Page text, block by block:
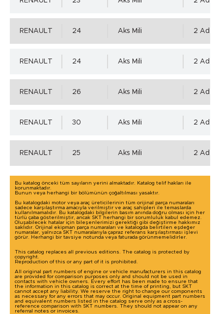
Ra=1,6÷6,3µm, Rz=10÷20µm, Rmax=25µm
RENAULT 24 Aks Mili 2 Adet
RENAULT 24 Aks Mili 2 Adet
RENAULT 26 Aks Mili 2 Adet
RENAULT 30 Aks Mili 2 Adet
RENAULT 25 Aks Mili 2 Adet
Bu katalog önceki tüm sayıların yerini almaktadır. Katalog telif hakları ile
korunmaktadır.
Bunun veya herhangi bir bölümünün çoğaltılması yasaktır.
Bu katalogdaki motor veya araç üreticilerinin tüm orijinal parça numaraları
sadece karşılaştırma amacıyla verilmiştir ve araç sahipleri ile temaslarda
kullanılmamalıdır. Bu katalogdaki bilgilerin basım anında doğru olması için her
türlü çaba gösterilmiştir, ancak SKT herhangi bir sorumluluk kabul edemez.
Oluşabilecek hatalar için bileşenlerimizi gerektiği gibi değiştirme hakkımız
saklıdır. Orijinal ekipman parça numaraları ve katalogda belirtilen eşdeğer
numaralar, yalnızca SKT numaralarıyla çapraz referans karşılaştırması işlevi
görür. Herhangi bir tavsiye notunda veya faturada görünmemelidirler.
This catalog replaces all previous editions. The catalog is protected by
copyright.
Reproduction of this or any part of it is prohibited.
All original part numbers of engine or vehicle manufacturers in this catalog
are provided for comparison purposes only and should not be used in
contacts with vehicle owners. Every effort has been made to ensure that
the information in this catalog is correct at the time of printing, but SKT
cannot accept any liability. We reserve the right to change our components
as necessary for any errors that may occur. Original equipment part numbers
and equivalent numbers listed in the catalog serve only as a cross-
reference comparison with SKT numbers. They should not appear on any
referral notes or invoices.